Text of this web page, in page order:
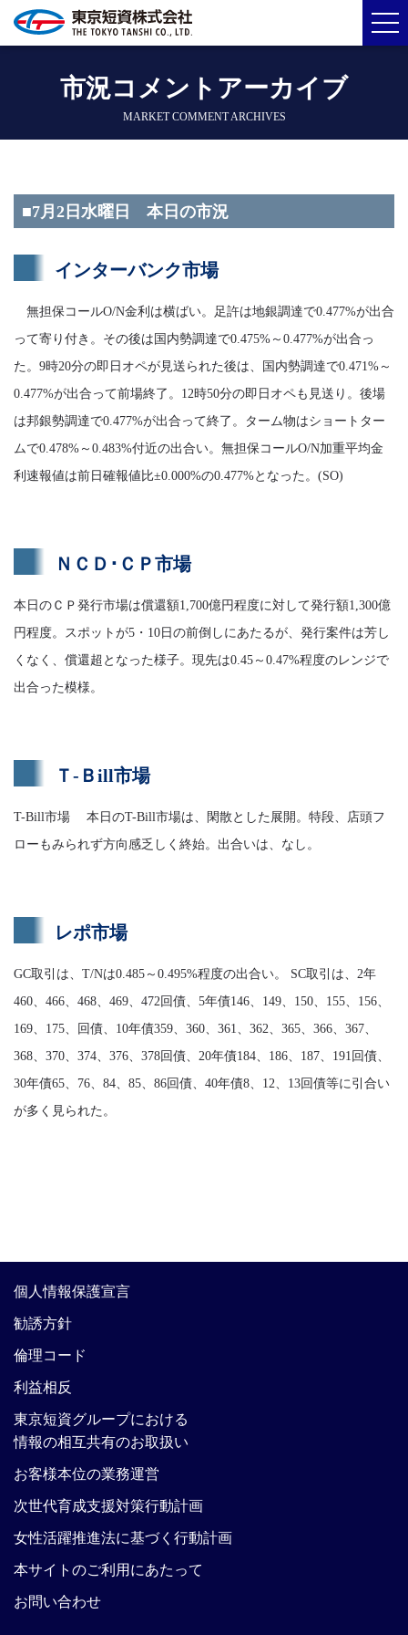
市況コメントアーカイブ
MARKET COMMENT ARCHIVES
■7月2日水曜日 本日の市況
インターバンク市場
無担保コールO/N金利は横ばい。足許は地銀調達で0.477%が出合
って寄り付き。その後は国内勢調達で0.475%～0.477%が出合っ
た。9時20分の即日オペが見送られた後は、国内勢調達で0.471%～
0.477%が出合って前場終了。12時50分の即日オペも見送り。後場
は邦銀勢調達で0.477%が出合って終了。ターム物はショートター
ムで0.478%～0.483%付近の出合い。無担保コールO/N加重平均金
利速報値は前日確報値比±0.000%の0.477%となった。(SO)
ＮＣＤ･ＣＰ市場
本日のＣＰ発行市場は償還額1,700億円程度に対して発行額1,300億
円程度。スポットが5・10日の前倒しにあたるが、発行案件は芳し
くなく、償還超となった様子。現先は0.45～0.47%程度のレンジで
出合った模様。
Ｔ-Ｂill市場
T-Bill市場 本日のT-Bill市場は、閑散とした展開。特段、店頭フ
ローもみられず方向感乏しく終始。出合いは、なし。
レポ市場
GC取引は、T/Nは0.485～0.495%程度の出合い。 SC取引は、2年
460、466、468、469、472回債、5年債146、149、150、155、156、
169、175、回債、10年債359、360、361、362、365、366、367、
368、370、374、376、378回債、20年債184、186、187、191回債、
30年債65、76、84、85、86回債、40年債8、12、13回債等に引合い
が多く見られた。
個人情報保護宣言
勧誘方針
倫理コード
利益相反
東京短資グループにおける
情報の相互共有のお取扱い
お客様本位の業務運営
次世代育成支援対策行動計画
女性活躍推進法に基づく行動計画
本サイトのご利用にあたって
お問い合わせ